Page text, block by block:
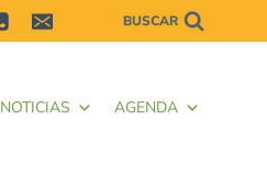
BUSCAR
NOTICIAS AGENDA